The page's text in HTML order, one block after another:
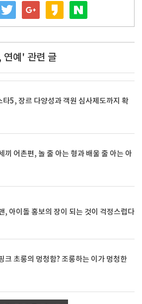
연예' 관련 글
타5, 장르 다양성과 객원 심사제도까지 확
끼 어촌편, 놀 줄 아는 형과 배울 줄 아는 아
, 아이돌 홍보의 장이 되는 것이 걱정스럽다
크 초롱의 멍청함? 조롱하는 이가 멍청한